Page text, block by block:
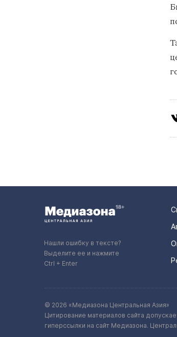
Нашли ошибку в тексте?
Выделите ее и нажмите
Ctrl + Enter
© 2026 «Медиазона Центральная Азия»
Цитирование материалов сайта
гиперссылки на сайт Медиазона.